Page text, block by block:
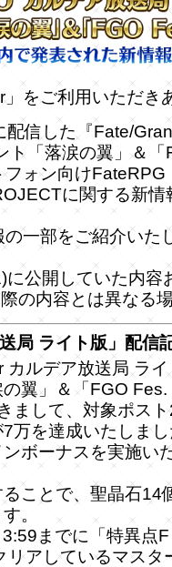
」をご利用いただき
配信した『Fate/
ト「落涙の翼」＆
ォン向け
に関する新
の一部をご紹介いた
公開していた内容
の内容とは異なる
局 ライト版」配信
カルデア放送局 ラ
翼」＆「FGO
まして、対象ポス
万を達成いたしま
ボーナスを実施い
ことで、聖晶石14
。
までに「特異点
リアしているマスタ